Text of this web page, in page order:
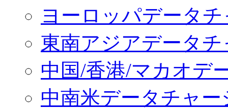
ヨーロッパデータ
東南アジアデータチ
中国/香港/マカオデ
中南米データチャー